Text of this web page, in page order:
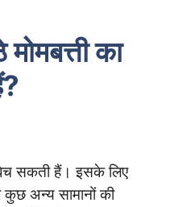
का
बेच सकती हैं। इसके लिए
अन्य सामानों की